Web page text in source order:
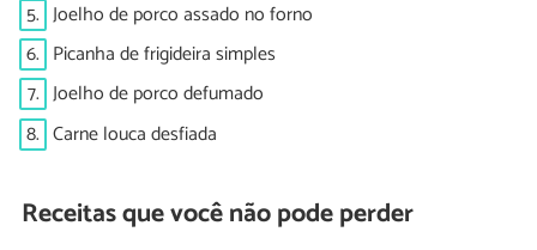
5. Joelho de porco assado no forno
6. Picanha de frigideira simples
7. Joelho de porco defumado
8. Carne louca desfiada
Receitas que você não pode perder